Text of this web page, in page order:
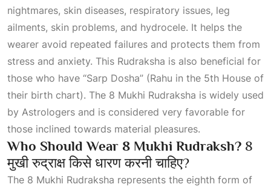
nightmares, skin diseases, respiratory issues, leg
ailments, skin problems, and hydrocele. It helps the
wearer avoid repeated failures and protects them from
stress and anxiety. This Rudraksha is also beneficial for
those who have “Sarp Dosha” (Rahu in the 5th House of
their birth chart). The 8 Mukhi Rudraksha is widely used
by Astrologers and is considered very favorable for
those inclined towards material pleasures.
Who Should Wear 8 Mukhi Rudraksh? 8
मुखी रुद्राक्ष किसे धारण करनी चाहिए?
The 8 Mukhi Rudraksha represents the eighth form of